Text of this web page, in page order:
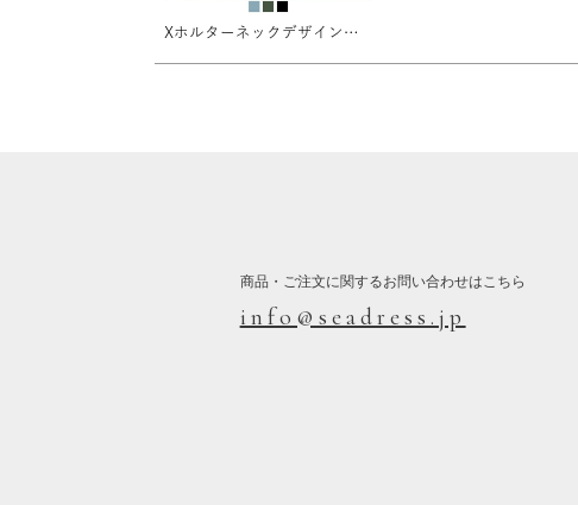
Xホルターネックデザインフレアビキニ/セット水着
商品・ご注文に関するお問い合わせはこちら
info@seadress.jp